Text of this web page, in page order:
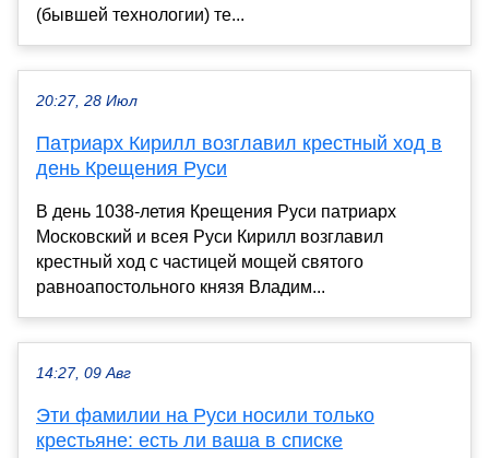
(бывшей технологии) те...
20:27, 28 Июл
Патриарх Кирилл возглавил крестный ход в
день Крещения Руси
В день 1038-летия Крещения Руси патриарх
Московский и всея Руси Кирилл возглавил
крестный ход с частицей мощей святого
равноапостольного князя Владим...
14:27, 09 Авг
Эти фамилии на Руси носили только
крестьяне: есть ли ваша в списке